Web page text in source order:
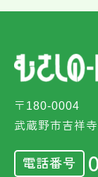
〒180-0004
武蔵野市吉祥
電話番号